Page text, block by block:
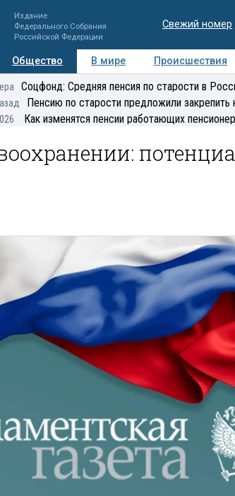
Издание
Федерального Собрания
Российской Федерации
Свежий номер
Общество В мире Происшествия
Регионы Медиацентр
Соцфонд: Средняя пенсия по старости в
Пенсию по старости предложили закрепить
Как изменятся пенсии работающих